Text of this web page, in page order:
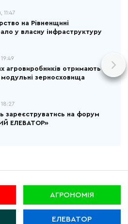
11:47
на Рівненщині
у власну інфраструктуру
агровиробників отримають
зерносховища
зареєструватись на форум
ЕЛЕВАТОР»
АГРОНОМІЯ
ЕЛЕВАТОР